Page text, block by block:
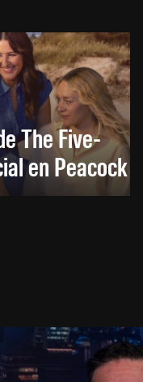
The Five-
en Peacock